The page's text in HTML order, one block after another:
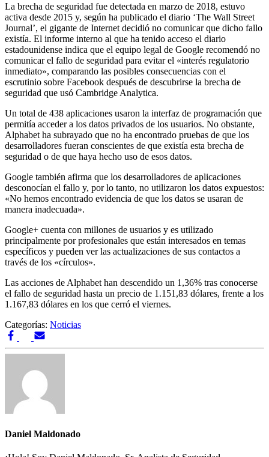
La brecha de seguridad fue detectada en marzo de 2018, estuvo
activa desde 2015 y, según ha publicado el diario ‘The Wall Street
Journal’, el gigante de Internet decidió no comunicar que dicho fallo
existía. El informe interno al que ha tenido acceso el diario
estadounidense indica que el equipo legal de Google recomendó no
comunicar el fallo de seguridad para evitar el «interés regulatorio
inmediato», comparando las posibles consecuencias con el
escrutinio sobre Facebook después de descubrirse la brecha de
seguridad que usó Cambridge Analytica.
Un total de 438 aplicaciones usaron la interfaz de programación que
permitía acceder a los datos privados de los usuarios. No obstante,
Alphabet ha subrayado que no ha encontrado pruebas de que los
desarrolladores fueran conscientes de que existía esta brecha de
seguridad o de que haya hecho uso de esos datos.
Google también afirma que los desarrolladores de aplicaciones
desconocían el fallo y, por lo tanto, no utilizaron los datos expuestos:
«No hemos encontrado evidencia de que los datos se usaran de
manera inadecuada».
Google+ cuenta con millones de usuarios y es utilizado
principalmente por profesionales que están interesados en temas
específicos y pueden ver las actualizaciones de sus contactos a
través de los «círculos».
Las acciones de Alphabet han descendido un 1,36% tras conocerse
el fallo de seguridad hasta un precio de 1.151,83 dólares, frente a los
1.167,83 dólares en los que cerró el viernes.
Categorías: Noticias
Daniel Maldonado